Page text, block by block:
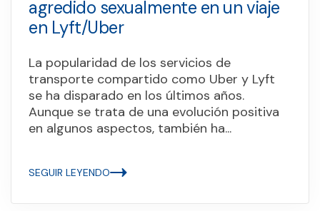
agredido sexualmente en un viaje
en Lyft/Uber
La popularidad de los servicios de
transporte compartido como Uber y Lyft
se ha disparado en los últimos años.
Aunque se trata de una evolución positiva
en algunos aspectos, también ha...
SEGUIR LEYENDO